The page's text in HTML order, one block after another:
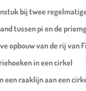
bij twee
tussen pi en de
opbouw van de rij van
in een cirkel
een raaklijn aan een